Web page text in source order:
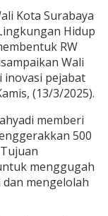
Kota Surabaya
Hidup
RW
Wali
inovasi pejabat
(13/3/2025).
memberi
500
menggugah
mengelolah